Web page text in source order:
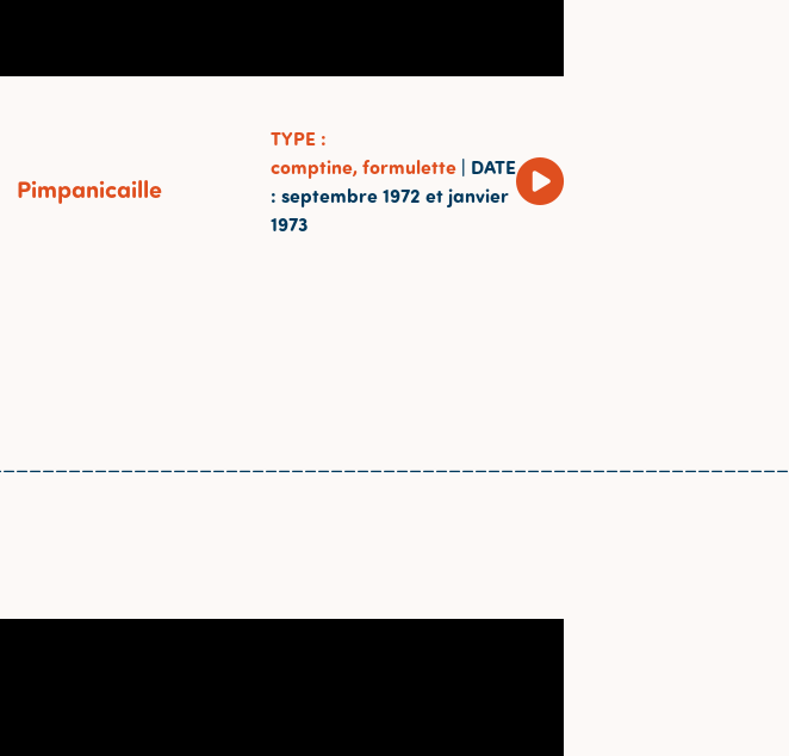
Pimpanicaille
TYPE :
comptine, formulette| DATE
: septembre 1972 et janvier
1973